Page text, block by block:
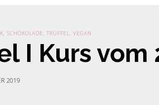
, SCHOKOLADE, TRÜFFEL, VEGAN
I Kurs vom
2019